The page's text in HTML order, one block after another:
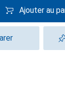
Ajouter au